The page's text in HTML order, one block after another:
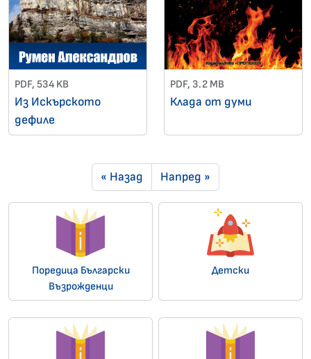
PDF, 534 KB
Из Искърското
дефиле
PDF, 3.2 MB
Клада от думи
« Назад Напред »
Поредица Български
Възрожденци
Детски